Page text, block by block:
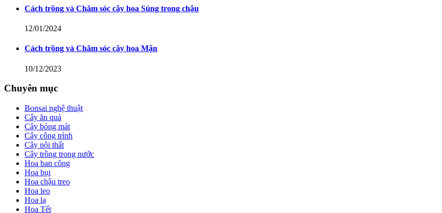
Cách trồng và Chăm sóc cây hoa Súng trong chậu
12/01/2024
Cách trồng và Chăm sóc cây hoa Mận
10/12/2023
Chuyên mục
Bonsai nghệ thuật
Cây ăn quả
Cây bóng mát
Cây công trình
Cây nội thất
Cây trồng trong nước
Hoa ban công
Hoa bụi
Hoa chậu treo
Hoa leo
Hoa lạ
Hoa Tết